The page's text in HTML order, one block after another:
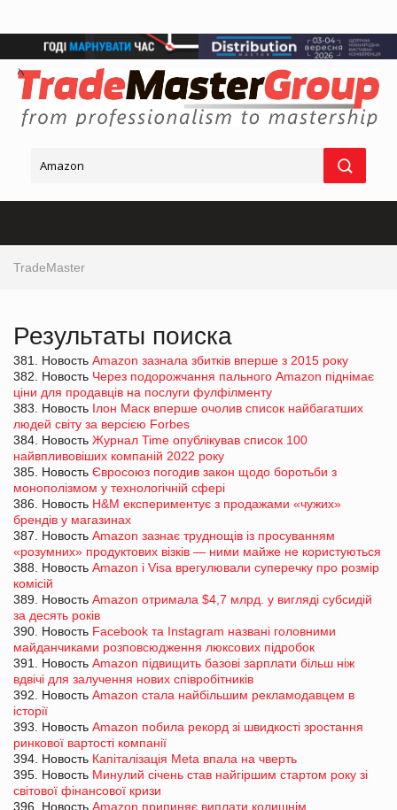
TradeMaster
Результаты поиска
381. Новость Amazon зазнала збитків вперше з 2015 року
382. Новость Через подорожчання пального Amazon піднімає
ціни для продавців на послуги фулфілменту
383. Новость Ілон Маск вперше очолив список найбагатших
людей світу за версією Forbes
384. Новость Журнал Time опублікував список 100
найвпливовіших компаній 2022 року
385. Новость Євросоюз погодив закон щодо боротьби з
монополізмом у технологічній сфері
386. Новость H&M експериментує з продажами «чужих»
брендів у магазинах
387. Новость Amazon зазнає труднощів із просуванням
«розумних» продуктових візків — ними майже не користуються
388. Новость Amazon і Visa врегулювали суперечку про розмір
комісій
389. Новость Amazon отримала $4,7 млрд. у вигляді субсидій
за десять років
390. Новость Facebook та Instagram названі головними
майданчиками розповсюдження люксових підробок
391. Новость Amazon підвищить базові зарплати більш ніж
вдвічі для залучення нових співробітників
392. Новость Amazon стала найбільшим рекламодавцем в
історії
393. Новость Amazon побила рекорд зі швидкості зростання
ринкової вартості компанії
394. Новость Капіталізація Meta впала на чверть
395. Новость Минулий січень став найгіршим стартом року зі
світової фінансової кризи
396. Новость Amazon припиняє виплати колишнім